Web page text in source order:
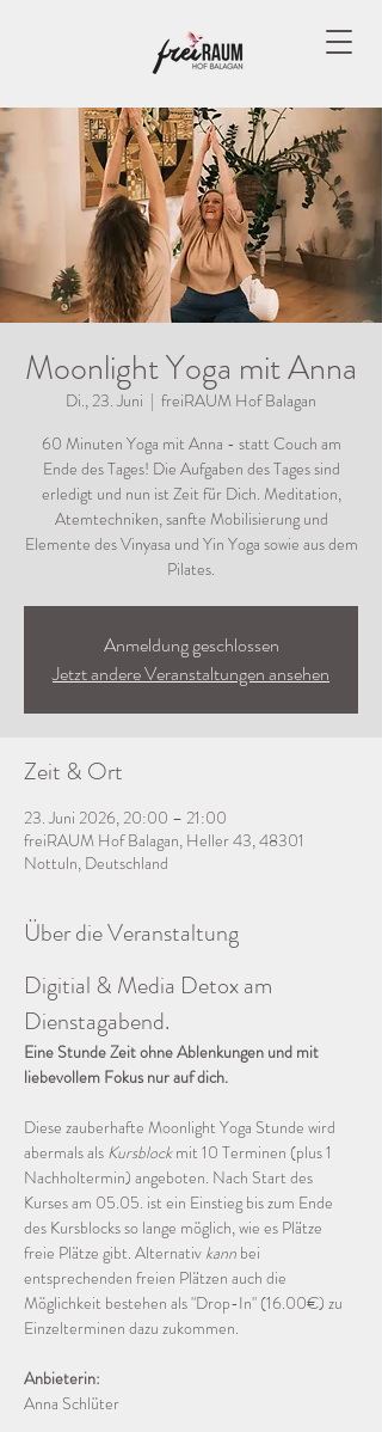
Moonlight Yoga mit Anna
Di., 23. Juni
  |
freiRAUM Hof Balagan
60 Minuten Yoga mit Anna - statt Couch am
Ende des Tages! Die Aufgaben des Tages sind
erledigt und nun ist Zeit für Dich. Meditation,
Atemtechniken, sanfte Mobilisierung und
Elemente des Vinyasa und Yin Yoga sowie aus dem
Pilates.
Anmeldung geschlossen
Jetzt andere Veranstaltungen ansehen
Zeit & Ort
23. Juni 2026, 20:00 – 21:00
freiRAUM Hof Balagan, Heller 43, 48301
Nottuln, Deutschland
Über die Veranstaltung
Digitial & Media Detox am
Dienstagabend.
Eine Stunde Zeit ohne Ablenkungen und mit
liebevollem Fokus nur auf dich.
Diese zauberhafte Moonlight Yoga Stunde wird
abermals als Kursblock mit 10 Terminen (plus 1
Nachholtermin) angeboten. Nach Start des
Kurses am 05.05. ist ein Einstieg bis zum Ende
des Kursblocks so lange möglich, wie es Plätze
freie Plätze gibt. Alternativ kann bei
entsprechenden freien Plätzen auch die
Möglichkeit bestehen als "Drop-In" (16.00€) zu
Einzelterminen dazu zukommen.
Anbieterin:
Anna Schlüter